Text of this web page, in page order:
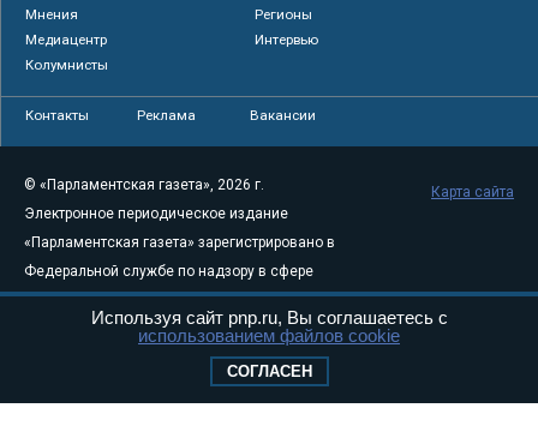
Мнения
Регионы
Медиацентр
Интервью
Колумнисты
Контакты Реклама Вакансии
© «Парламентская газета», 2026 г.
Электронное периодическое издание
«Парламентская газета» зарегистрировано в
Федеральной службе по надзору в сфере
связи, информационных технологий и
массовых коммуникаций (Роскомнадзор) 05
Свидетельство о регистрации Эл № ФС77-
Карта сайта
Используя сайт pnp.ru, Вы соглашаетесь с
использованием файлов cookie
СОГЛАСЕН